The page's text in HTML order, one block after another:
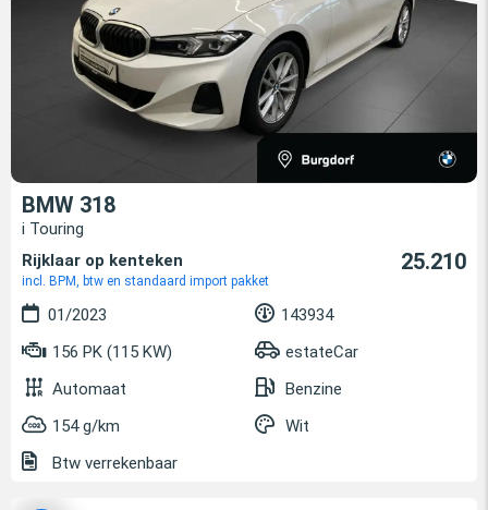
BMW 318
i Touring
Rijklaar op kenteken
incl. BPM, btw en standaard import pakket
25.210
01/2023
143934
156 PK (115 KW)
estateCar
Automaat
Benzine
154 g/km
Wit
Btw verrekenbaar